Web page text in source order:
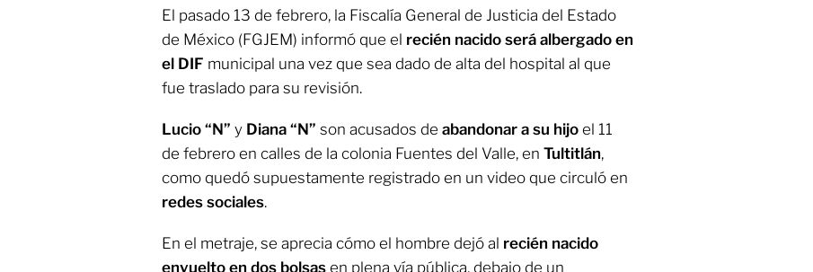
El pasado 13 de febrero, la Fiscalía General de Justicia del Estado
de México (FGJEM) informó que el recién nacido será albergado en
el DIF municipal una vez que sea dado de alta del hospital al que
fue traslado para su revisión.
Lucio “N” y Diana “N” son acusados de abandonar a su hijo el 11
de febrero en calles de la colonia Fuentes del Valle, en Tultitlán,
como quedó supuestamente registrado en un video que circuló en
redes sociales.
En el metraje, se aprecia cómo el hombre dejó al recién nacido
envuelto en dos bolsas en plena vía pública, debajo de un